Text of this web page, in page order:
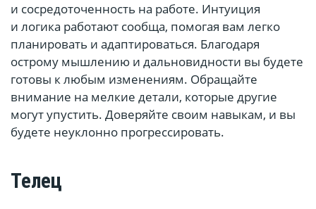
и сосредоточенность на работе. Интуиция
и логика работают сообща, помогая вам легко
планировать и адаптироваться. Благодаря
острому мышлению и дальновидности вы будете
готовы к любым изменениям. Обращайте
внимание на мелкие детали, которые другие
могут упустить. Доверяйте своим навыкам, и вы
будете неуклонно прогрессировать.
Телец